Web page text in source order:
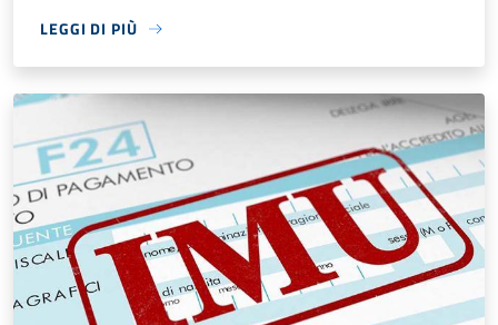
LEGGI DI PIÙ